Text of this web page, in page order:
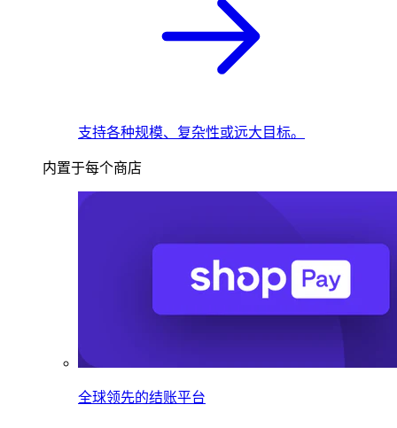
支持各种规模、复杂性或远大目标。
内置于每个商店
全球领先的结账平台